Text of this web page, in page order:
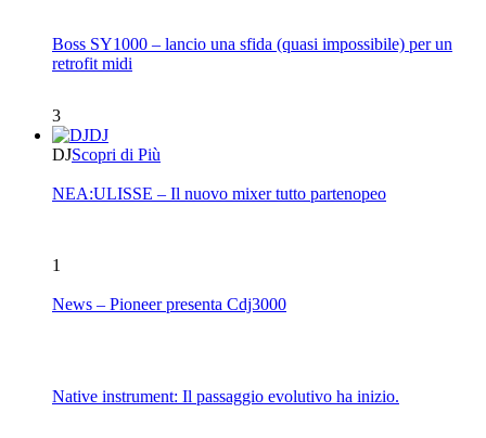
Boss SY1000 – lancio una sfida (quasi impossibile) per un
retrofit midi
3
DJ
DJScopri di Più
NEA:ULISSE – Il nuovo mixer tutto partenopeo
1
News – Pioneer presenta Cdj3000
Native instrument: Il passaggio evolutivo ha inizio.